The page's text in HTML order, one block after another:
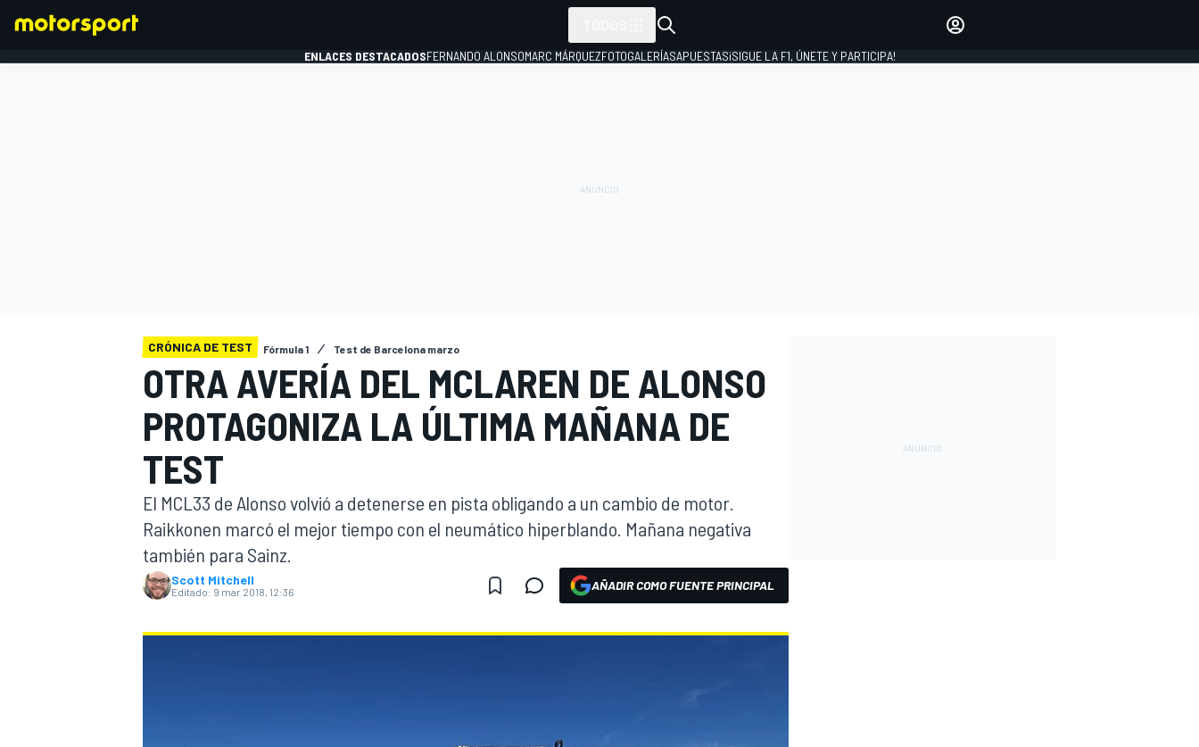
ENLACES DESTACADOSFERNANDO ALONSOMARC MÁRQUEZFOTOGALERÍASAPUESTAS¡SIGUE LA F1, ÚNETE Y PARTICIPA!
CRÓNICA DE TEST Fórmula 1 Test de Barcelona marzo
OTRA AVERÍA DEL MCLAREN DE ALONSO
PROTAGONIZA LA ÚLTIMA MAÑANA DE
TEST
El MCL33 de Alonso volvió a detenerse en pista obligando a un cambio de motor.
Raikkonen marcó el mejor tiempo con el neumático hiperblando. Mañana negativa
también para Sainz.
Scott Mitchell
Editado: 9 mar 2018, 12:36 AÑADIR COMO FUENTE PRINCIPAL